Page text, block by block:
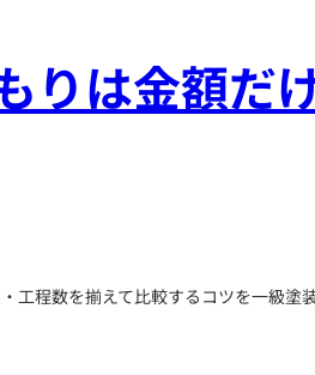
りは金額だ
程数を揃えて比較するコツを一級塗